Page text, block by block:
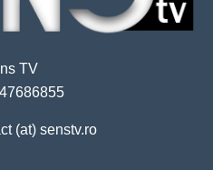
TV
(at) senstv.ro